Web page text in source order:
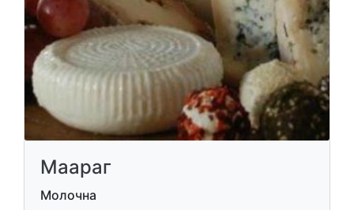
Маараг
Молочна